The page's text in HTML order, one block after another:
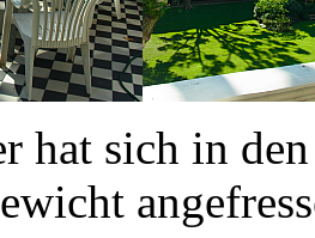
hat sich in den